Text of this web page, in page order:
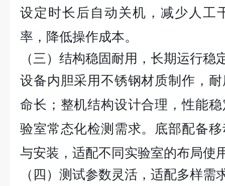
设定时长后自动关机，减少人工
率，降低操作成本。
（三）结构稳固耐用，长期运行稳
设备内胆采用不锈钢材质制作，
命长；整机结构设计合理，性能
验室常态化检测需求。底部配备
与安装，适配不同实验室的布局使
（四）测试参数灵活，适配多样需